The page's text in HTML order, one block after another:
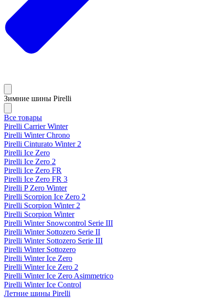
Зимние шины Pirelli
Все товары
Pirelli Carrier Winter
Pirelli Winter Chrono
Pirelli Cinturato Winter 2
Pirelli Ice Zero
Pirelli Ice Zero 2
Pirelli Ice Zero FR
Pirelli Ice Zero FR 3
Pirelli P Zero Winter
Pirelli Scorpion Ice Zero 2
Pirelli Scorpion Winter 2
Pirelli Scorpion Winter
Pirelli Winter Snowcontrol Serie III
Pirelli Winter Sottozero Serie II
Pirelli Winter Sottozero Serie III
Pirelli Winter Sottozero
Pirelli Winter Ice Zero
Pirelli Winter Ice Zero 2
Pirelli Winter Ice Zero Asimmetrico
Pirelli Winter Ice Control
Летние шины Pirelli